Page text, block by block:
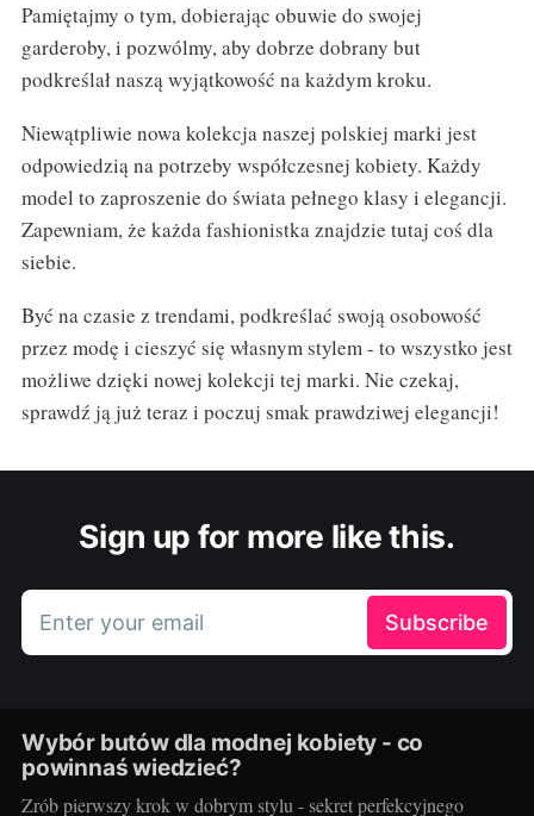
Pamiętajmy o tym, dobierając obuwie do swojej
garderoby, i pozwólmy, aby dobrze dobrany but
podkreślał naszą wyjątkowość na każdym kroku.
Niewątpliwie nowa kolekcja naszej polskiej marki jest
odpowiedzią na potrzeby współczesnej kobiety. Każdy
model to zaproszenie do świata pełnego klasy i elegancji.
Zapewniam, że każda fashionistka znajdzie tutaj coś dla
siebie.
Być na czasie z trendami, podkreślać swoją osobowość
przez modę i cieszyć się własnym stylem - to wszystko jest
możliwe dzięki nowej kolekcji tej marki. Nie czekaj,
sprawdź ją już teraz i poczuj smak prawdziwej elegancji!
Sign up for more like this.
Enter your email Subscribe
Wybór butów dla modnej kobiety - co
powinnaś wiedzieć?
Zrób pierwszy krok w dobrym stylu - sekret perfekcyjnego